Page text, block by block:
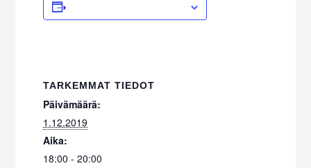
TARKEMMAT TIEDOT
Päivämäärä:
1.12.2019
Aika:
18:00 - 20:00